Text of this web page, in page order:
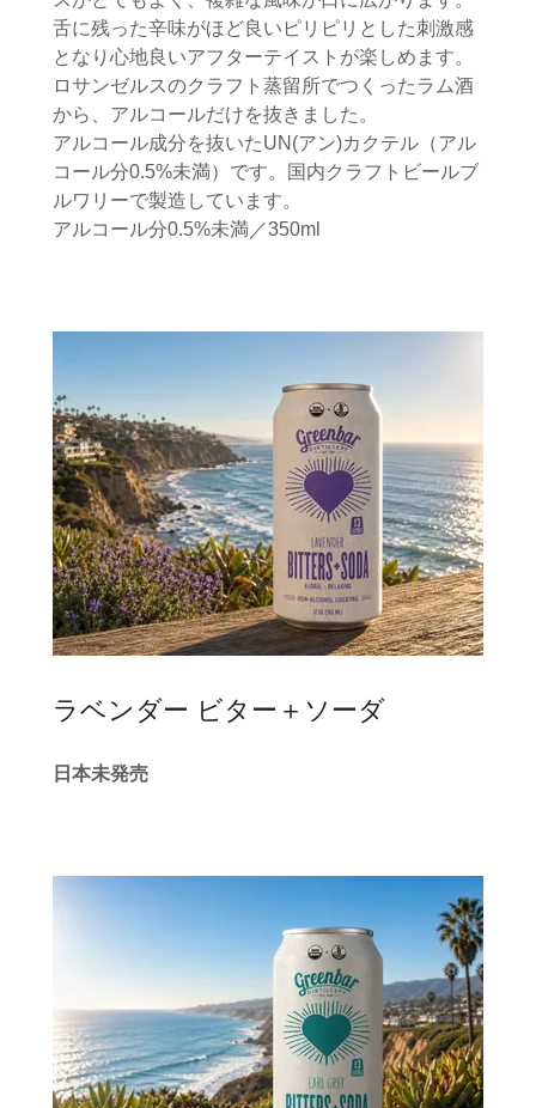
舌に残った辛味がほど良いピリピリとした刺激感
となり心地良いアフターテイストが楽しめます。
ロサンゼルスのクラフト蒸留所でつくったラム酒
から、アルコールだけを抜きました。
アルコール成分を抜いたUN(アン)カクテル（アル
コール分0.5%未満）です。国内クラフトビールブ
ルワリーで製造しています。
アルコール分0.5%未満／350ml
ラベンダー ビター＋ソーダ
日本未発売